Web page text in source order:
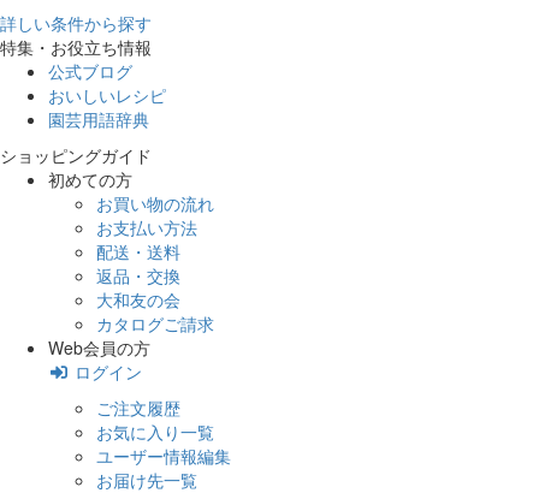
詳しい条件から探す
特集・お役立ち情報
公式ブログ
おいしいレシピ
園芸用語辞典
ショッピングガイド
初めての方
お買い物の流れ
お支払い方法
配送・送料
返品・交換
大和友の会
カタログご請求
Web会員の方
ログイン
ご注文履歴
お気に入り一覧
ユーザー情報編集
お届け先一覧